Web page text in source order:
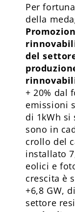
Per
della
del
+ 20% dal
emissioni
di 1kWh si
sono in
crollo del
installato
eolici e
crescita è
+6,8 GW,
settore